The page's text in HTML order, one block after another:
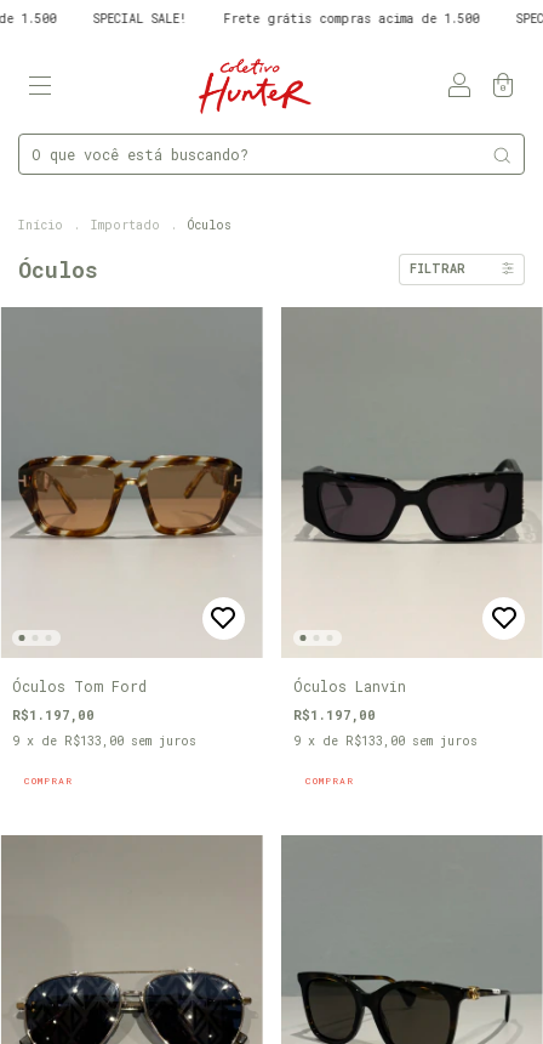
SPECIAL SALE! Frete grátis compras acima de 1.500 SPECIAL SALE!
0
Início . Importado . Óculos
Óculos FILTRAR
Óculos Tom Ford
R$1.197,00
9 x de R$133,00 sem juros
COMPRAR
Óculos Lanvin
R$1.197,00
9 x de R$133,00 sem juros
COMPRAR